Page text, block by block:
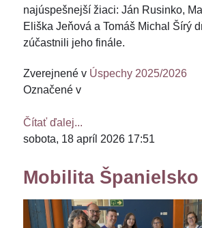
najúspešnejší žiaci: Ján Rusinko,
Eliška Jeňová a Tomáš Michal Šírý
zúčastnili jeho finále.
Zverejnené v Úspechy 2025/2026
Označené v
Čítať ďalej...
sobota, 18 apríl 2026 17:51
Mobilita Španielsko